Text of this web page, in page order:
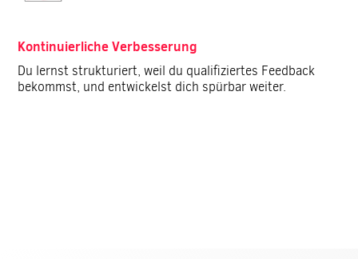
Kontinuierliche Verbesserung
Du lernst strukturiert, weil du qualifiziertes Feedback
bekommst, und entwickelst dich spürbar weiter.